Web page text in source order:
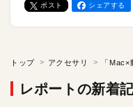
ポスト シェアする
トップ アクセサリ
レポートの新着